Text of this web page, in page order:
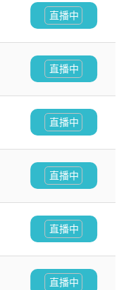
直播中
直播中
直播中
直播中
直播中
直播中